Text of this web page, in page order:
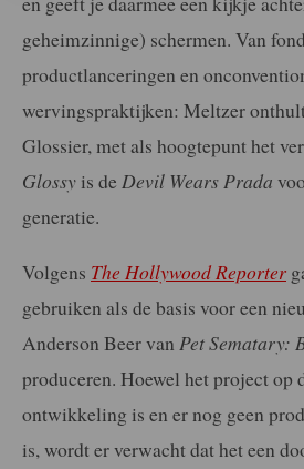
geheimzinnige) schermen. Van
productlanceringen en
wervingspraktijken: Meltzer
Glossier, met als hoogtepunt het
Glossy is de Devil Wears Prada
generatie.
Volgens The Hollywood Reporter
gebruiken als de basis voor een
Anderson Beer van Pet Sematary:
produceren. Hoewel het project op
ontwikkeling is en er nog geen
is, wordt er verwacht dat het een